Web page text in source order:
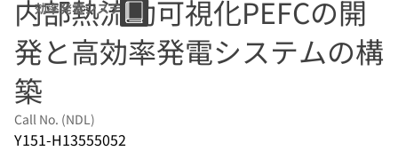
効率発電システム
の構築
内部熱流動可視化PEFCの開
発と高効率発電システムの構
築
Call No. (NDL)
Y151-H13555052